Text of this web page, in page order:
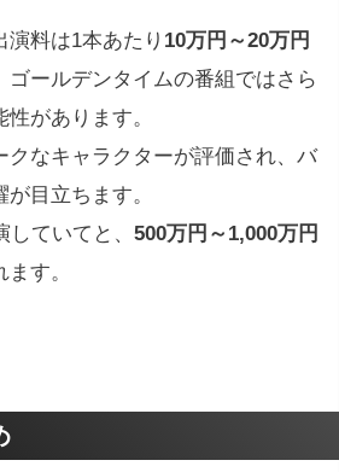
料は1本あたり 10万円～20万円
ゴールデンタイムの番組ではさら
があります。
クなキャラクターが評価され、バ
目立ちます。
ていてと、 500万円～1,000万円
す。